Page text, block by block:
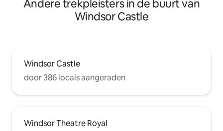
Andere trekpleisters in de buurt van
Windsor Castle
Windsor Castle
door 386 locals aangeraden
Windsor Theatre Royal